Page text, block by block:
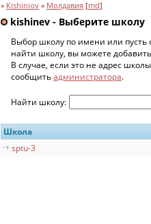
» Kishiniov » Молдавия [md]
kishinev - Выберите школу
Выбор школу по имени или пусть
найти школу, вы можете добавить
В случае, если это не адрес
сообщитьадминистратора.
Найти школу:
Школа
sptu-3